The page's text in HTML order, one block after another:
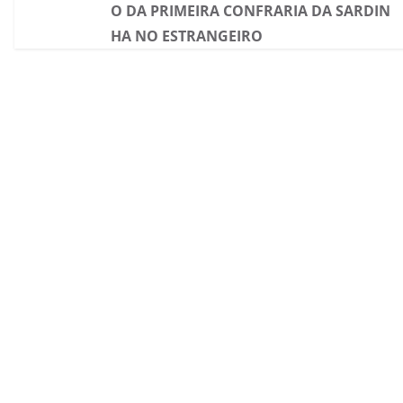
O DA PRIMEIRA CONFRARIA DA SARDIN
HA NO ESTRANGEIRO